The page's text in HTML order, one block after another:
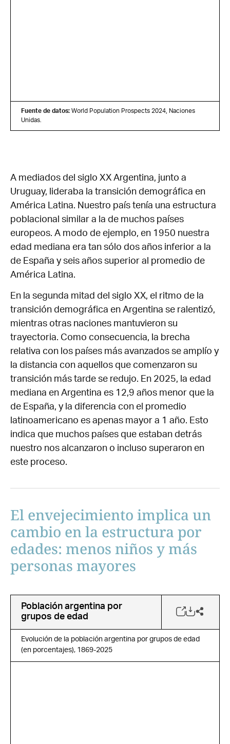
Fuente de datos: World Population Prospects 2024, Naciones
Unidas.
A mediados del siglo XX Argentina, junto a
Uruguay, lideraba la transición demográfica en
América Latina. Nuestro país tenía una estructura
poblacional similar a la de muchos países
europeos. A modo de ejemplo, en 1950 nuestra
edad mediana era tan sólo dos años inferior a la
de España y seis años superior al promedio de
América Latina.
En la segunda mitad del siglo XX, el ritmo de la
transición demográfica en Argentina se ralentizó,
mientras otras naciones mantuvieron su
trayectoria. Como consecuencia, la brecha
relativa con los países más avanzados se amplío y
la distancia con aquellos que comenzaron su
transición más tarde se redujo. En 2025, la edad
mediana en Argentina es 12,9 años menor que la
de España, y la diferencia con el promedio
latinoamericano es apenas mayor a 1 año. Esto
indica que muchos países que estaban detrás
nuestro nos alcanzaron o incluso superaron en
este proceso.
El envejecimiento implica un
cambio en la estructura por
edades: menos niños y más
personas mayores
Población argentina por
grupos de edad
Evolución de la población argentina por grupos de edad
(en porcentajes), 1869-2025